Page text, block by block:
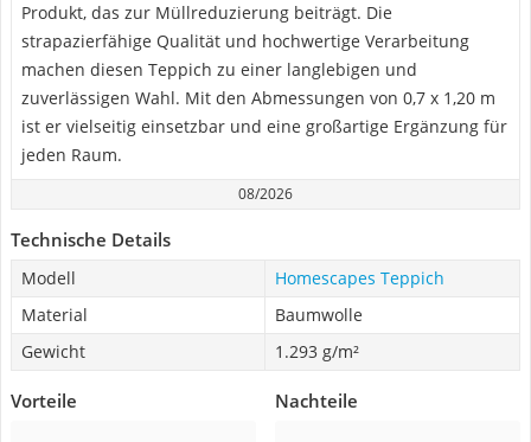
Produkt, das zur Müllreduzierung beiträgt. Die
strapazierfähige Qualität und hochwertige Verarbeitung
machen diesen Teppich zu einer langlebigen und
zuverlässigen Wahl. Mit den Abmessungen von 0,7 x 1,20 m
ist er vielseitig einsetzbar und eine großartige Ergänzung für
jeden Raum.
08/2026
Technische Details
Modell
Homescapes Teppich
Material
Baumwolle
Gewicht
1.293 g/m²
Vorteile Nachteile